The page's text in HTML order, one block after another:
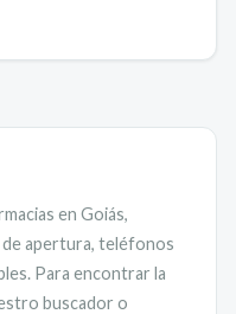
en Goiás,
apertura, teléfonos
Para encontrar la
buscador o